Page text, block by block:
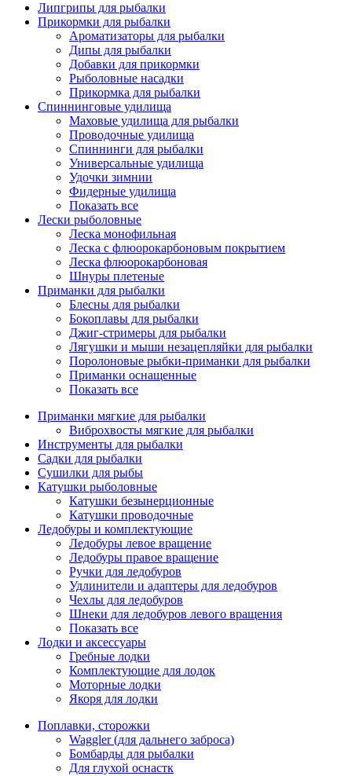
Липгрипы для рыбалки
Прикормки для рыбалки
Ароматизаторы для рыбалки
Дипы для рыбалки
Добавки для прикормки
Рыболовные насадки
Прикормка для рыбалки
Спиннинговые удилища
Маховые удилища для рыбалки
Проводочные удилища
Спиннинги для рыбалки
Универсальные удилища
Удочки зимнии
Фидерные удилища
Показать все
Лески рыболовные
Леска монофильная
Леска с флюорокарбоновым покрытием
Леска флюорокарбоновая
Шнуры плетеные
Приманки для рыбалки
Блесны для рыбалки
Бокоплавы для рыбалки
Джиг-стримеры для рыбалки
Лягушки и мыши незацепляйки для рыбалки
Поролоновые рыбки-приманки для рыбалки
Приманки оснащенные
Показать все
Приманки мягкие для рыбалки
Виброхвосты мягкие для рыбалки
Инструменты для рыбалки
Садки для рыбалки
Сушилки для рыбы
Катушки рыболовные
Катушки безынерционные
Катушки проводочные
Ледобуры и комплектующие
Ледобуры левое вращение
Ледобуры правое вращение
Ручки для ледобуров
Удлинители и адаптеры для ледобуров
Чехлы для ледобуров
Шнеки для ледобуров левого вращения
Показать все
Лодки и аксессуары
Гребные лодки
Комплектующие для лодок
Моторные лодки
Якоря для лодки
Поплавки, сторожки
Waggler (для дальнего заброса)
Бомбарды для рыбалки
Для глухой оснастк